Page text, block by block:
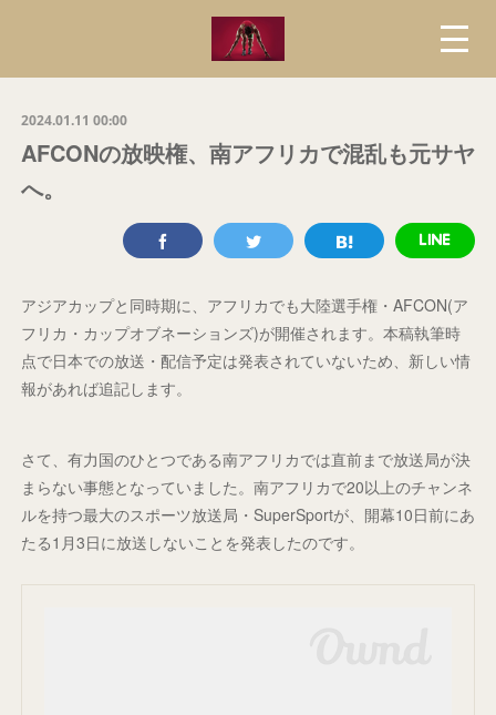
2024.01.11 00:00
AFCONの放映権、南アフリカで混乱も元サヤ
へ。
アジアカップと同時期に、アフリカでも大陸選手権・AFCON(ア
フリカ・カップオブネーションズ)が開催されます。本稿執筆時
点で日本での放送・配信予定は発表されていないため、新しい情
報があれば追記します。
さて、有力国のひとつである南アフリカでは直前まで放送局が決
まらない事態となっていました。南アフリカで20以上のチャンネ
ルを持つ最大のスポーツ放送局・SuperSportが、開幕10日前にあ
たる1月3日に放送しないことを発表したのです。